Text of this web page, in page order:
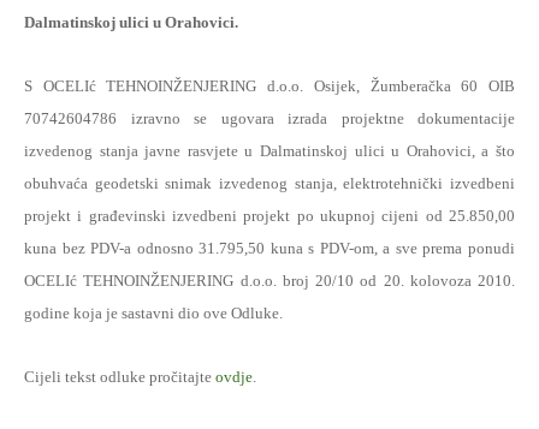
Dalmatinskoj ulici u Orahovici.
S OCELIć TEHNOINŽENJERING d.o.o. Osijek, Žumberačka 60 OIB
70742604786 izravno se ugovara izrada projektne dokumentacije
izvedenog stanja javne rasvjete u Dalmatinskoj ulici u Orahovici, a što
obuhvaća geodetski snimak izvedenog stanja, elektrotehnički izvedbeni
projekt i građevinski izvedbeni projekt po ukupnoj cijeni od 25.850,00
kuna bez PDV-a odnosno 31.795,50 kuna s PDV-om, a sve prema ponudi
OCELIć TEHNOINŽENJERING d.o.o. broj 20/10 od 20. kolovoza 2010.
godine koja je sastavni dio ove Odluke.
Cijeli tekst odluke pročitajte ovdje.